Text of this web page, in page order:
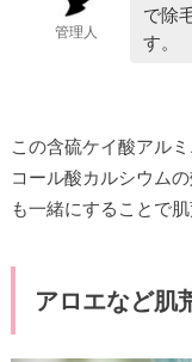
管理人
で除
す。
この含硫ケイ酸アル
コール酸カルシウム
も一緒にすることで肌
アロエなど肌